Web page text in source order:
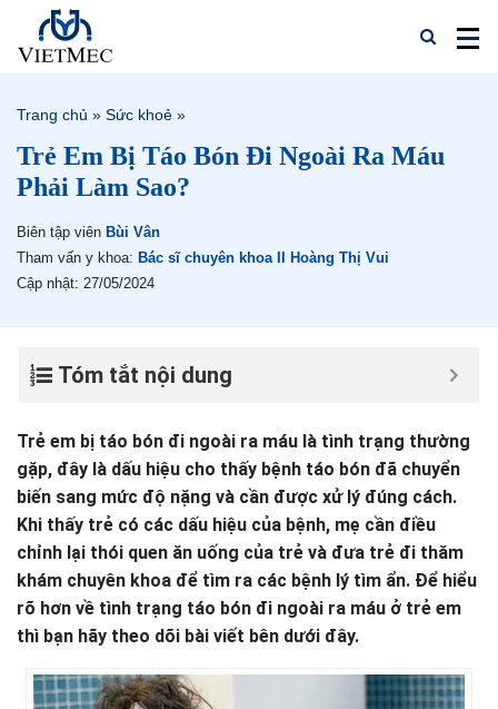
Trang chủ » Sức khoẻ »
Trẻ Em Bị Táo Bón Đi Ngoài Ra Máu
Phải Làm Sao?
Biên tập viên Bùi Vân
Tham vấn y khoa: Bác sĩ chuyên khoa II Hoàng Thị Vui
Cập nhật: 27/05/2024
Tóm tắt nội dung
Trẻ em bị táo bón đi ngoài ra máu là tình trạng thường
gặp, đây là dấu hiệu cho thấy bệnh táo bón đã chuyển
biến sang mức độ nặng và cần được xử lý đúng cách.
Khi thấy trẻ có các dấu hiệu của bệnh, mẹ cần điều
chỉnh lại thói quen ăn uống của trẻ và đưa trẻ đi thăm
khám chuyên khoa để tìm ra các bệnh lý tìm ẩn. Để hiểu
rõ hơn về tình trạng táo bón đi ngoài ra máu ở trẻ em
thì bạn hãy theo dõi bài viết bên dưới đây.